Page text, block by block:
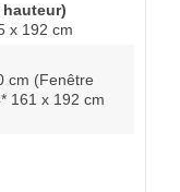
x 192 cm
cm (Fenêtre
161 x 192 cm